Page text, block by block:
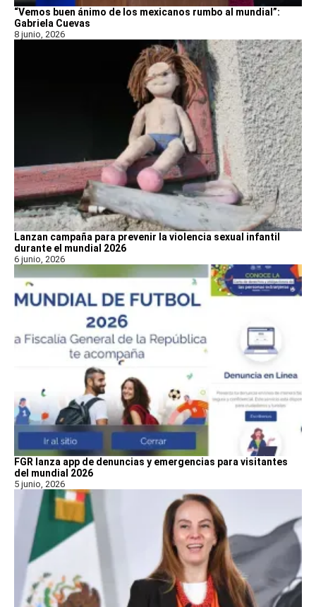
“Vemos buen ánimo de los mexicanos rumbo al mundial”:
Gabriela Cuevas
8 junio, 2026
Lanzan campaña para prevenir la violencia sexual infantil
durante el mundial 2026
6 junio, 2026
FGR lanza app de denuncias y emergencias para visitantes
del mundial 2026
5 junio, 2026